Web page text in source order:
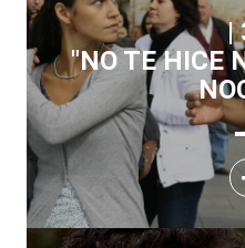
|
"NO TE HICE